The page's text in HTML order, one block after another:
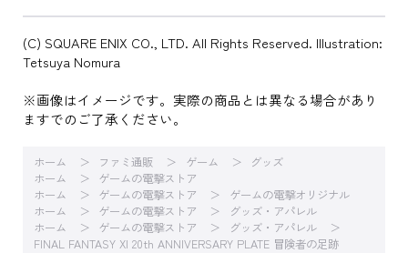
(C) SQUARE ENIX CO., LTD. All Rights Reserved. Illustration:
Tetsuya Nomura
※画像はイメージです。実際の商品とは異なる場合があり
ますでのご了承ください。
ホーム ファミ通販 ゲーム
グッズ
ホーム
ゲームの電撃ストア
ホーム
ゲームの電撃ストア
ゲームの電撃オリジナル
ホーム
ゲームの電撃ストア
グッズ・アパレル
ホーム
ゲームの電撃ストア
グッズ・アパレル
FINAL FANTASY XI 20th ANNIVERSARY PLATE 冒険者の足跡